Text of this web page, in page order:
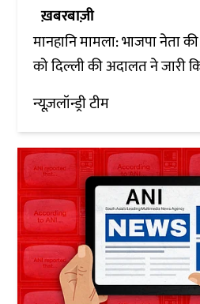
ख़बरबाज़ी
मानहानि मामला: भाजपा नेता
को दिल्ली की अदालत ने जारी
न्यूज़लॉन्ड्री टीम